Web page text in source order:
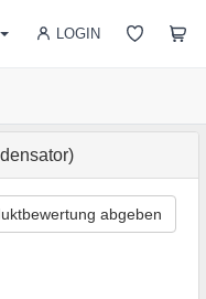
LOGIN
abgeben